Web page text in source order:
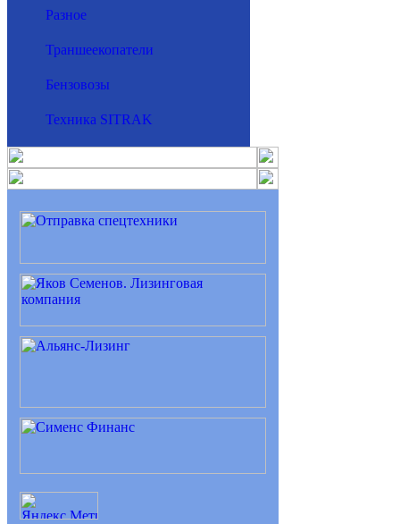
Разное
Траншеекопатели
Бензовозы
Техника SITRAK